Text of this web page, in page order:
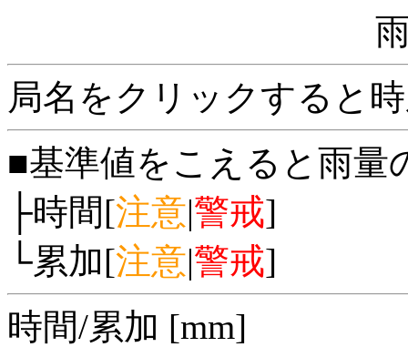
局名をクリックすると
■基準値をこえると雨量
├時間[注意|警戒]
└累加[注意|警戒]
時間/累加 [mm]